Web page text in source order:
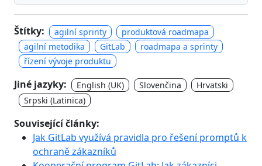
Štítky: agilní sprinty
produktová roadmapa
agilní metodika
GitLab
roadmapa a sprinty
řízení vývoje produktu
Jiné jazyky: English (UK) Slovenčina
Hrvatski
Srpski (Latinica)
Související články:
Jak GitLab využívá pravidla pro řešení promptů k
ochraně zákazníků